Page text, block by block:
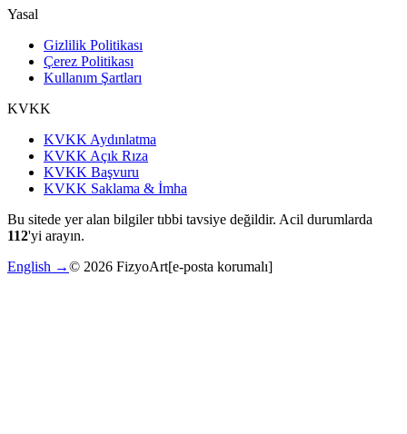
Yasal
Gizlilik Politikası
Çerez Politikası
Kullanım Şartları
KVKK
KVKK Aydınlatma
KVKK Açık Rıza
KVKK Başvuru
KVKK Saklama & İmha
Bu sitede yer alan bilgiler tıbbi tavsiye değildir. Acil durumlarda
112'yi arayın.
English →© 2026 FizyoArt[e-posta korumalı]